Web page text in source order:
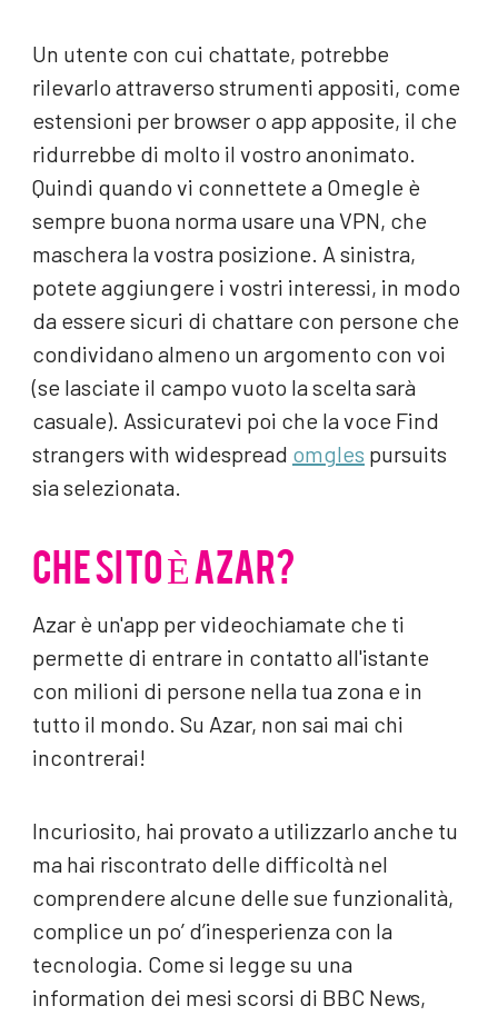
Un utente con cui chattate, potrebbe
rilevarlo attraverso strumenti appositi, come
estensioni per browser o app apposite, il che
ridurrebbe di molto il vostro anonimato.
Quindi quando vi connettete a Omegle è
sempre buona norma usare una VPN, che
maschera la vostra posizione. A sinistra,
potete aggiungere i vostri interessi, in modo
da essere sicuri di chattare con persone che
condividano almeno un argomento con voi
(se lasciate il campo vuoto la scelta sarà
casuale). Assicuratevi poi che la voce Find
strangers with widespread omgles pursuits
sia selezionata.
CHE SITO È AZAR?
Azar è un'app per videochiamate che ti
permette di entrare in contatto all'istante
con milioni di persone nella tua zona e in
tutto il mondo. Su Azar, non sai mai chi
incontrerai!
Incuriosito, hai provato a utilizzarlo anche tu
ma hai riscontrato delle difficoltà nel
comprendere alcune delle sue funzionalità,
complice un po’ d’inesperienza con la
tecnologia. Come si legge su una
information dei mesi scorsi di BBC News,